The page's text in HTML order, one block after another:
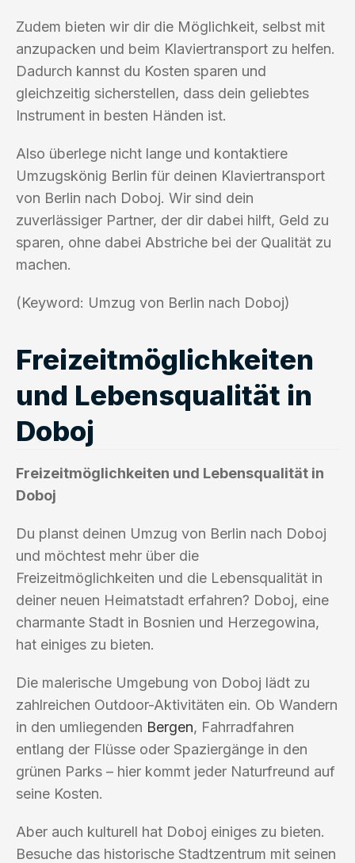
Zudem bieten wir dir die Möglichkeit, selbst mit
anzupacken und beim Klaviertransport zu helfen.
Dadurch kannst du Kosten sparen und
gleichzeitig sicherstellen, dass dein geliebtes
Instrument in besten Händen ist.
Also überlege nicht lange und kontaktiere
Umzugskönig Berlin für deinen Klaviertransport
von Berlin nach Doboj. Wir sind dein
zuverlässiger Partner, der dir dabei hilft, Geld zu
sparen, ohne dabei Abstriche bei der Qualität zu
machen.
(Keyword: Umzug von Berlin nach Doboj)
Freizeitmöglichkeiten
und Lebensqualität in
Doboj
Freizeitmöglichkeiten und Lebensqualität in
Doboj
Du planst deinen Umzug von Berlin nach Doboj
und möchtest mehr über die
Freizeitmöglichkeiten und die Lebensqualität in
deiner neuen Heimatstadt erfahren? Doboj, eine
charmante Stadt in Bosnien und Herzegowina,
hat einiges zu bieten.
Die malerische Umgebung von Doboj lädt zu
zahlreichen Outdoor-Aktivitäten ein. Ob Wandern
in den umliegenden Bergen, Fahrradfahren
entlang der Flüsse oder Spaziergänge in den
grünen Parks – hier kommt jeder Naturfreund auf
seine Kosten.
Aber auch kulturell hat Doboj einiges zu bieten.
Besuche das historische Stadtzentrum mit seinen